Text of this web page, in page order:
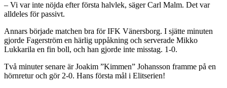
– Vi var inte nöjda efter första halvlek, säger Carl Malm. Det var
alldeles för passivt.
Annars började matchen bra för IFK Vänersborg. I sjätte minuten
gjorde Fagerström en härlig uppåkning och serverade Mikko
Lukkarila en fin boll, och han gjorde inte misstag. 1-0.
Två minuter senare är Joakim ”Kimmen” Johansson framme på en
hörnretur och gör 2-0. Hans första mål i Elitserien!